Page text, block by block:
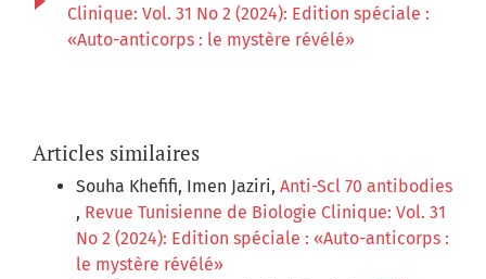
Clinique: Vol. 31 No 2 (2024): Edition spéciale :
«Auto-anticorps : le mystère révélé»
Articles similaires
Souha Khefifi, Imen Jaziri, Anti-Scl 70 antibodies
, Revue Tunisienne de Biologie Clinique: Vol. 31
No 2 (2024): Edition spéciale : «Auto-anticorps :
le mystère révélé»